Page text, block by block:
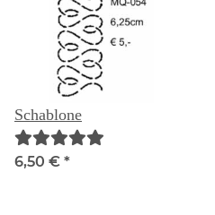
Schablone
6,50 € *